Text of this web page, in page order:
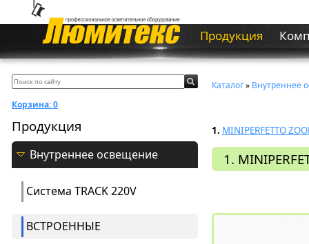
Продукция
Корзина:0
Продукция
Внутреннее освещение
Система ТRACK 220V
ВСТРОЕННЫЕ
Каталог» Внутреннее
1. MINIPERFETTO
1.